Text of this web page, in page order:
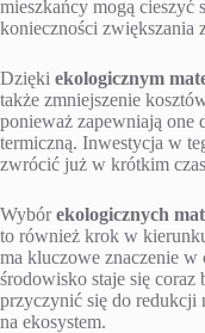
mieszkańcy mogą
konieczności zwiększania
Dzięki ekologicznym
także zmniejszenie
ponieważ zapewniają one
termiczną. Inwestycja w
zwrócić już w krótkim
Wybórekologicznych
to również krok w
ma kluczowe znaczenie w
środowisko staje się coraz
przyczynić się do redukcji
na ekosystem.